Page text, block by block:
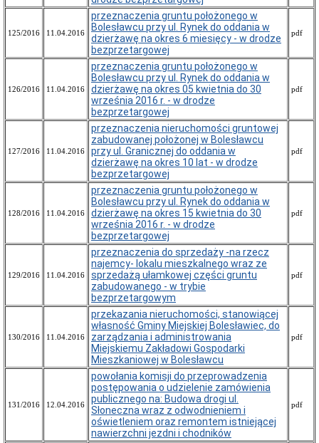
Bolesławiec
Bolesławiec
aktów
prawa
Finanse
Wieloletnia
Majątek
125/2016 11.04.2016
przeznaczenia gruntu położonego w
Bolesławcu przy ul. Rynek do oddania w
dzierżawę na okres 6 miesięcy - w drodze
bezprzetargowej
pdf
126/2016 11.04.2016
przeznaczenia gruntu położonego w
Bolesławcu przy ul. Rynek do oddania w
dzierżawę na okres 05 kwietnia do 30
września 2016 r. - w drodze
bezprzetargowej
pdf
127/2016 11.04.2016
przeznaczenia nieruchomości gruntowej
zabudowanej położonej w Bolesławcu
przy ul. Granicznej do oddania w
dzierżawę na okres 10 lat - w drodze
bezprzetargowej
pdf
128/2016 11.04.2016
przeznaczenia gruntu położonego w
Bolesławcu przy ul. Rynek do oddania w
dzierżawę na okres 15 kwietnia do 30
września 2016 r. - w drodze
bezprzetargowej
pdf
129/2016 11.04.2016
przeznaczenia do sprzedaży -na rzecz
najemcy- lokalu mieszkalnego wraz ze
sprzedażą ułamkowej części gruntu
zabudowanego - w trybie
bezprzetargowym
pdf
130/2016 11.04.2016
przekazania nieruchomości, stanowiącej
własność Gminy Miejskiej Bolesławiec, do
zarządzania i administrowania
Miejskiemu Zakładowi Gospodarki
Mieszkaniowej w Bolesławcu
pdf
131/2016 12.04.2016
powołania komisji do przeprowadzenia
postępowania o udzielenie zamówienia
publicznego na: Budowa drogi ul.
Słoneczna wraz z odwodnieniem i
oświetleniem oraz remontem istniejącej
nawierzchni jezdni i chodników
pdf